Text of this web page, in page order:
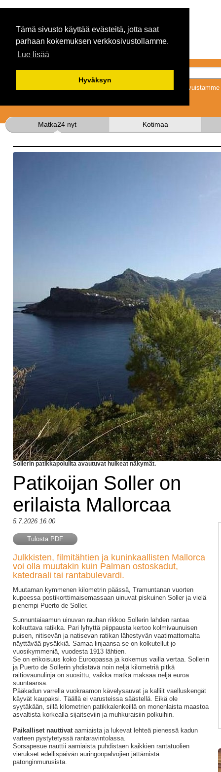
Tämä sivusto käyttää evästeitä, jotta saat
parhaan kokemuksen verkkosivustollamme.
Lue lisää
Hyväksyn
Tykkäämällä
Matka24 nyt Kotimaa
Sollerin patikkapoluilta avautuvat huikeat näkymät.
Patikoijan Soller on
erilaista Mallorcaa
5.7.2026 16.00
Tulosta PDF
Julkkisten, filmitähtien ja kuninkaallisten Mallorca
voi olla muutakin kuin Palman ostoskadut,
katedraali tai rantabulevardi.
Muutaman kymmenen kilometrin päässä, Tramuntanan vuorten
kupeessa postikorttimaisemassaan uinuvat piskuinen Soller ja vielä
pienempi Puerto de Soller.
Sunnuntaiaamun uinuvan rauhan rikkoo Sollerin lahden rantaa
kolkuttava ratikka. Pari lyhyttä piippausta kertoo kolmivaunuisen
puisen, nitisevän ja natisevan ratikan lähestyvän vaatimattomalta
näyttävää pysäkkiä. Samaa linjaansa se on kolkutellut jo
vuosikymmeniä, vuodesta 1913 lähtien.
Se on erikoisuus koko Euroopassa ja kokemus vailla vertaa. Sollerin
ja Puerto de Sollerin yhdistävä noin neljä kilometriä pitkä
raitiovaunulinja on suosittu, vaikka matka maksaa neljä euroa
suuntaansa.
Pääkadun varrella vuokraamon kävelysauvat ja kalliit vaelluskengät
käyvät kaupaksi. Täällä ei varusteissa säästellä. Eikä ole
syytäkään, sillä kilometrien patikkalenkeillä on monenlaista maastoa
asvaltista korkealla sijaitseviin ja muhkuraisiin polkuihin.
Paikalliset nauttivataamiaista ja lukevat lehteä pienessä kadun
varteen pystytetyssä rantaravintolassa.
Sorsapesue nauttii aamiaista puhdistaen kaikkien rantatuolien
vierukset edellispäivän auringonpalvojien jättämistä
patonginmurusista.